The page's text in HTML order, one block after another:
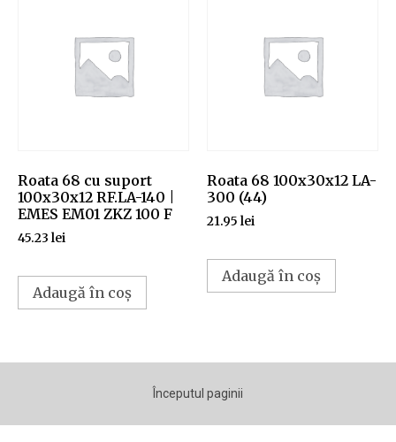
Roata 68 cu suport
100x30x12 RF.LA-140 |
EMES EM01 ZKZ 100 F
45.23 lei
Adaugă în coș
Roata 68 100x30x12 LA-
300 (44)
21.95 lei
Adaugă în coș
Începutul paginii